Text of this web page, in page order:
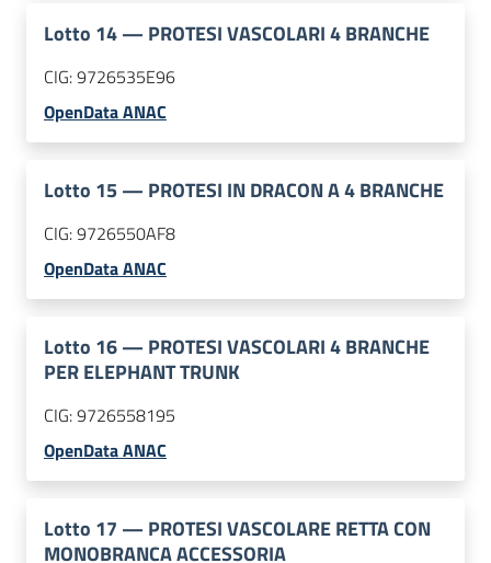
Lotto 14— PROTESI VASCOLARI 4 BRANCHE
CIG:9726535E96
OpenData ANAC
Lotto 15— PROTESI IN DRACON A 4 BRANCHE
CIG:9726550AF8
OpenData ANAC
Lotto 16— PROTESI VASCOLARI 4 BRANCHE
PER ELEPHANT TRUNK
CIG:9726558195
OpenData ANAC
Lotto 17 — PROTESI VASCOLARE RETTA CON
MONOBRANCA ACCESSORIA